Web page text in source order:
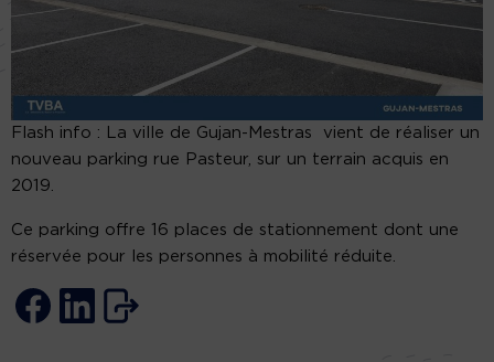
Flash info : La ville de Gujan-Mestras vient de réaliser un
nouveau parking rue Pasteur, sur un terrain acquis en
2019.
Ce parking offre 16 places de stationnement dont une
réservée pour les personnes à mobilité réduite.